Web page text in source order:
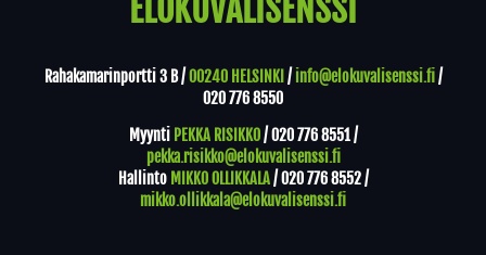
ELOKUVALISENSSI
Rahakamarinportti 3 B /00240 HELSINKI / info@elokuvalisenssi.fi/
020 776 8550
Myynti PEKKA RISIKKO/020 776 8551/
pekka.risikko@elokuvalisenssi.fi
Hallinto MIKKO OLLIKKALA/020 776 8552/
mikko.ollikkala@elokuvalisenssi.fi